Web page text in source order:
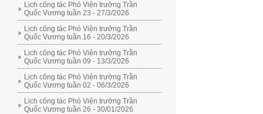
Lịch công tác Phó Viện trưởng Trần
Quốc Vương tuần 23 - 27/3/2026
Lịch công tác Phó Viện trưởng Trần
Quốc Vương tuần 16 - 20/3/2026
Lịch công tác Phó Viện trưởng Trần
Quốc Vương tuần 09 - 13/3/2026
Lịch công tác Phó Viện trưởng Trần
Quốc Vương tuần 02 - 06/3/2026
Lịch công tác Phó Viện trưởng Trần
Quốc Vương tuần 26 - 30/01/2026